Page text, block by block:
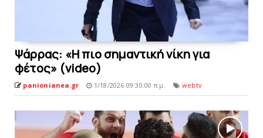
Ψάρρας: «Η πιο σημαντική νίκη για
φέτος» (video)
panionianea.gr 1/18/2026 09:30:00 π.μ. webtv